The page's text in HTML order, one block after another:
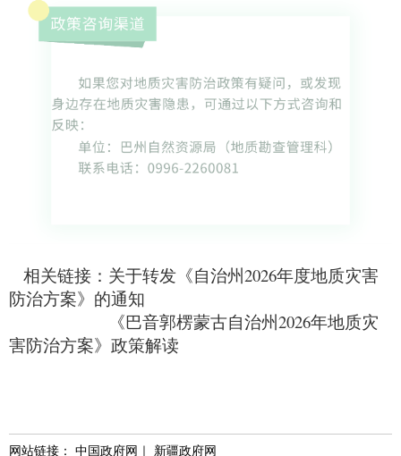
相关链接： 关于转发《自治州2026年度地质灾害
防治方案》的通知
《巴音郭楞蒙古自治州2026年地质灾
害防治方案》政策解读
网站链接： 中国政府网 ｜ 新疆政府网